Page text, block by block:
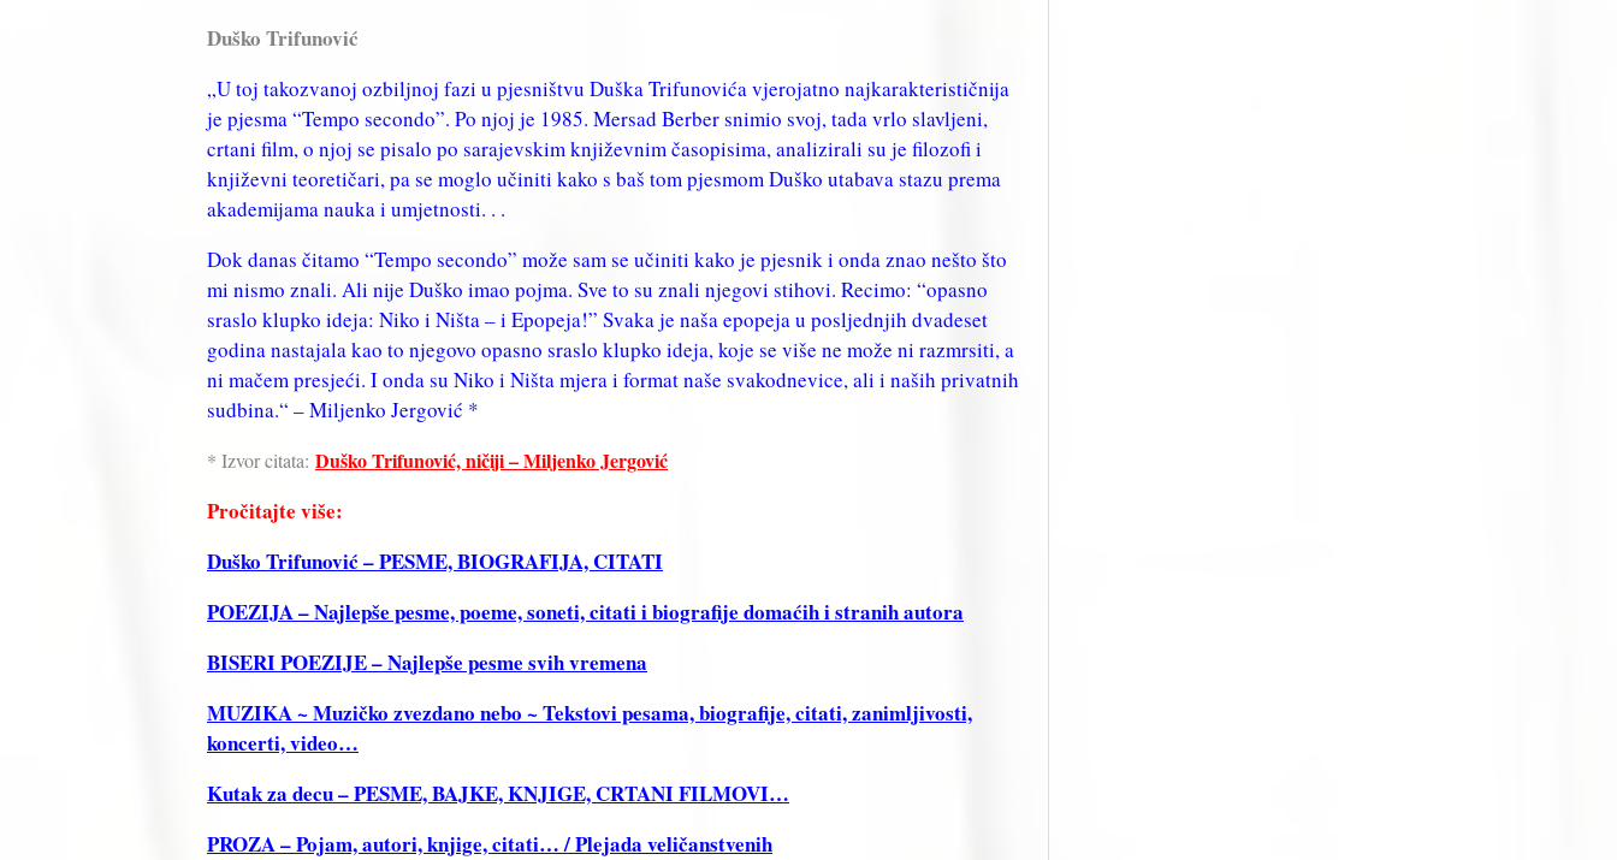
Duško Trifunović
„U toj takozvanoj ozbiljnoj fazi u pjesništvu Duška Trifunovića vjerojatno najkarakterističnija
je pjesma “Tempo secondo”. Po njoj je 1985. Mersad Berber snimio svoj, tada vrlo slavljeni,
crtani film, o njoj se pisalo po sarajevskim književnim časopisima, analizirali su je filozofi i
književni teoretičari, pa se moglo učiniti kako s baš tom pjesmom Duško utabava stazu prema
akademijama nauka i umjetnosti. . .
Dok danas čitamo “Tempo secondo” može sam se učiniti kako je pjesnik i onda znao nešto što
mi nismo znali. Ali nije Duško imao pojma. Sve to su znali njegovi stihovi. Recimo: “opasno
sraslo klupko ideja: Niko i Ništa – i Epopeja!” Svaka je naša epopeja u posljednjih dvadeset
godina nastajala kao to njegovo opasno sraslo klupko ideja, koje se više ne može ni razmrsiti, a
ni mačem presjeći. I onda su Niko i Ništa mjera i format naše svakodnevice, ali i naših privatnih
sudbina.“ – Miljenko Jergović *
* Izvor citata: Duško Trifunović, ničiji – Miljenko Jergović
Pročitajte više:
Duško Trifunović – PESME, BIOGRAFIJA, CITATI
POEZIJA – Najlepše pesme, poeme, soneti, citati i biografije domaćih i stranih autora
BISERI POEZIJE – Najlepše pesme svih vremena
MUZIKA ~ Muzičko zvezdano nebo ~ Tekstovi pesama, biografije, citati, zanimljivosti,
koncerti, video…
Kutak za decu – PESME, BAJKE, KNJIGE, CRTANI FILMOVI…
PROZA – Pojam, autori, knjige, citati… / Plejada veličanstvenih